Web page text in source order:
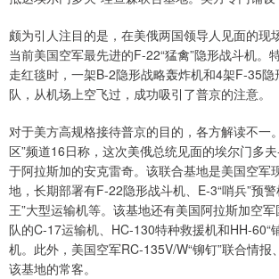
颇为引人注目的是，在美俄两国领导人见面的现
当前美国空军最先进的F-22“猛禽”隐形战斗机。
走红毯时，一架B-2隐形战略轰炸机和4架F-35隐
队，从机场上空飞过，成功吸引了普京的注意。
对于美方高规格接待普京的目的，各方解读不一
区”频道16日称，这次美俄总统见面的埃尔门多
于阿拉斯加的安克雷奇。该联合基地是美国空军
地，长期部署有F-22隐形战斗机、E-3“哨兵”预
王”大型运输机等。该基地还有美国阿拉斯加空
队的C-17运输机、HC-130特种救援机和HH-60“
机。此外，美国空军RC-135V/W“铆钉”联合情报
该基地的常客。